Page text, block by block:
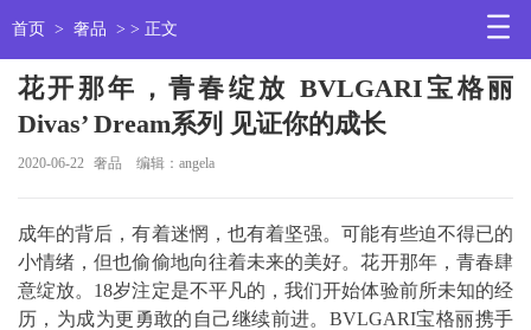
首页 > 奢品 > > 正文
花开那年，青春绽放 BVLGARI宝格丽
Divas’ Dream系列 见证你的成长
2020-06-22 奢品 编辑：angela
成年的背后，有着迷惘，也有着坚强。可能有些迫不得已的
小情绪，但也偷偷地向往着未来的美好。花开那年，青春肆
意绽放。18岁注定是不平凡的，我们开始体验前所未知的经
历，为成为更勇敢的自己继续前进。BVLGARI宝格丽携手